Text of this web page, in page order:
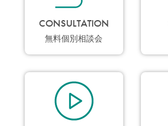
CONSULTATION
無料個別相談会